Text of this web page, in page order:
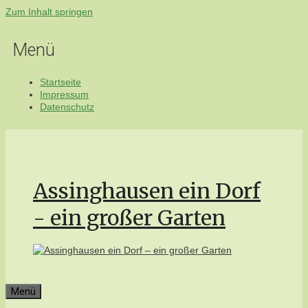
Zum Inhalt springen
Menü
Startseite
Impressum
Datenschutz
Assinghausen ein Dorf
- ein großer Garten
Menü